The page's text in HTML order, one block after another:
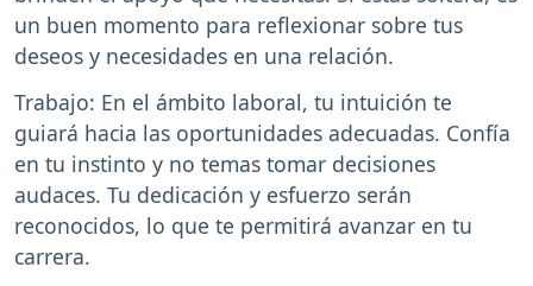
un buen momento para reflexionar sobre tus
deseos y necesidades en una relación.
Trabajo: En el ámbito laboral, tu intuición te
guiará hacia las oportunidades adecuadas. Confía
en tu instinto y no temas tomar decisiones
audaces. Tu dedicación y esfuerzo serán
reconocidos, lo que te permitirá avanzar en tu
carrera.